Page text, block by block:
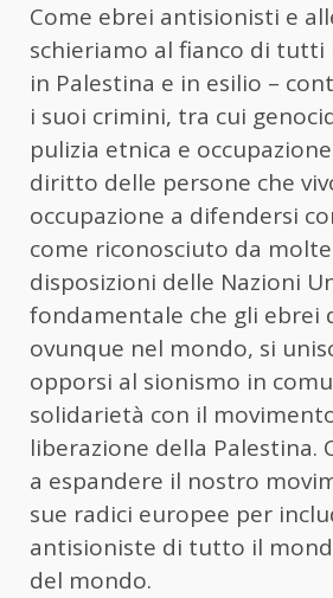
Come ebrei antisionisti e
schieriamo al fianco di tutti
in Palestina e in esilio –
i suoi crimini, tra cui
pulizia etnica e
diritto delle persone che
occupazione a difendersi
come riconosciuto da
disposizioni delle Nazioni
fondamentale che gli ebrei
ovunque nel mondo, si
opporsi al sionismo in
solidarietà con il
liberazione della Palestina.
a espandere il nostro
sue radici europee per
antisioniste di tutto il
del mondo.